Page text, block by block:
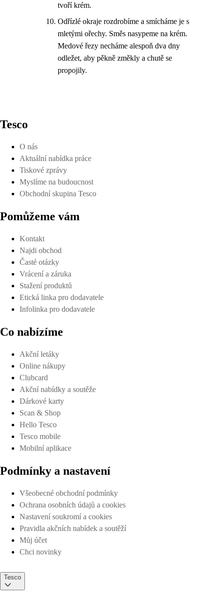
tvoří krém.
Odřízlé okraje rozdrobíme a smícháme je s
mletými ořechy. Směs nasypeme na krém.
Medové řezy necháme alespoň dva dny
odležet, aby pěkně změkly a chutě se
propojily.
Tesco
O nás
Aktuální nabídka práce
Tiskové zprávy
Myslíme na budoucnost
Obchodní skupina Tesco
Pomůžeme vám
Kontakt
Najdi obchod
Časté otázky
Vrácení a záruka
Stažení produktů
Etická linka pro dodavatele
Infolinka pro dodavatele
Co nabízíme
Akční letáky
Online nákupy
Clubcard
Akční nabídky a soutěže
Dárkové karty
Scan & Shop
Hello Tesco
Tesco mobile
Mobilní aplikace
Podmínky a nastavení
Všeobecné obchodní podmínky
Ochrana osobních údajů a cookies
Nastavení soukromí a cookies
Pravidla akčních nabídek a soutěží
Můj účet
Chci novinky
Tesco